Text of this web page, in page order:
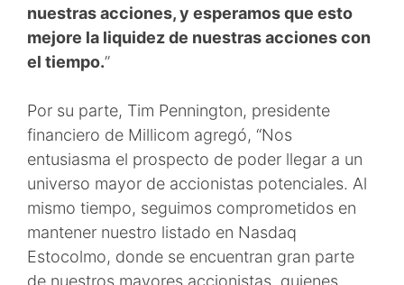
nuestras acciones, y esperamos que esto
mejore la liquidez de nuestras acciones con
el tiempo.”
Por su parte, Tim Pennington, presidente
financiero de Millicom agregó, “Nos
entusiasma el prospecto de poder llegar a un
universo mayor de accionistas potenciales. Al
mismo tiempo, seguimos comprometidos en
mantener nuestro listado en Nasdaq
Estocolmo, donde se encuentran gran parte
de nuestros mayores accionistas, quienes